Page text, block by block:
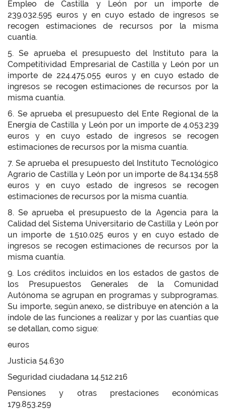
Empleo de Castilla y León por un importe de
239.032.595 euros y en cuyo estado de ingresos se
recogen estimaciones de recursos por la misma
cuantía.
5. Se aprueba el presupuesto del Instituto para la
Competitividad Empresarial de Castilla y León por un
importe de 224.475.055 euros y en cuyo estado de
ingresos se recogen estimaciones de recursos por la
misma cuantía.
6. Se aprueba el presupuesto del Ente Regional de la
Energía de Castilla y León por un importe de 4.053.239
euros y en cuyo estado de ingresos se recogen
estimaciones de recursos por la misma cuantía.
7. Se aprueba el presupuesto del Instituto Tecnológico
Agrario de Castilla y León por un importe de 84.134.558
euros y en cuyo estado de ingresos se recogen
estimaciones de recursos por la misma cuantía.
8. Se aprueba el presupuesto de la Agencia para la
Calidad del Sistema Universitario de Castilla y León por
un importe de 1.510.025 euros y en cuyo estado de
ingresos se recogen estimaciones de recursos por la
misma cuantía.
9. Los créditos incluidos en los estados de gastos de
los Presupuestos Generales de la Comunidad
Autónoma se agrupan en programas y subprogramas.
Su importe, según anexo, se distribuye en atención a la
índole de las funciones a realizar y por las cuantías que
se detallan, como sigue:
euros
Justicia 54.630
Seguridad ciudadana 14.512.216
Pensiones y otras prestaciones económicas
179.853.259